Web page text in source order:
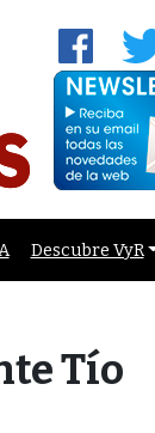
Descubre VyR
Tío